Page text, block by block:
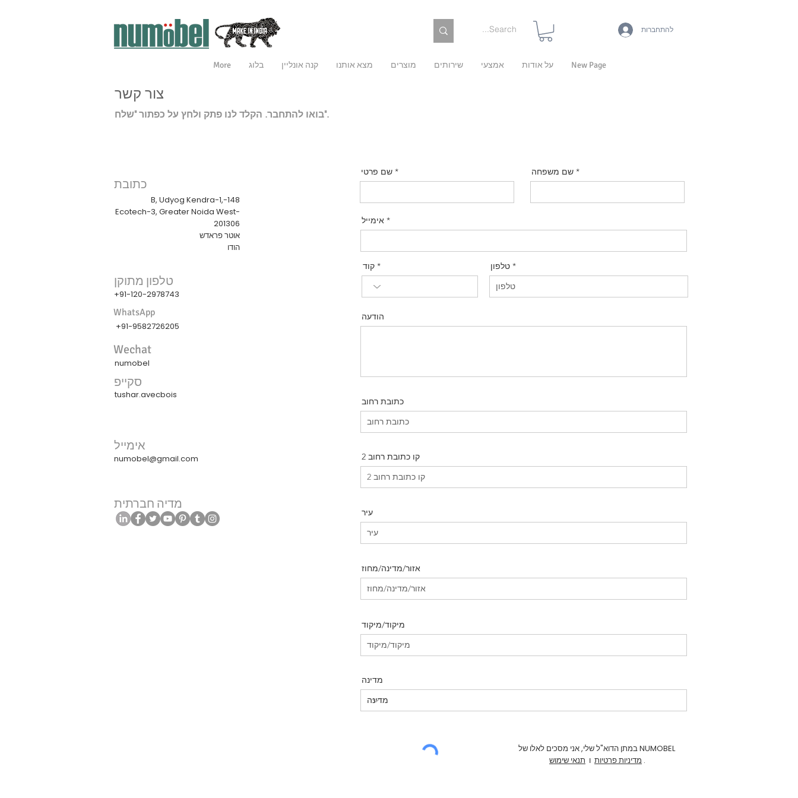
להתחברות
New Page על אודות אמצעי שירותים מוצרים מצא אותנו קנה אונליין בלוג More
צור קשר
בואו להתחבר. הקלד לנו פתק ולחץ על כפתור "שלח".
כתובת
148-B, Udyog Kendra-1,
Ecotech-3, Greater Noida West-
201306
אוטר פראדש
הודו
טלפון מתוקן
+91-120-2978743
WhatsApp
+91-9582726205
Wechat
numobel
סקייפ
tushar.avecbois
אימייל
numobel@gmail.com
מדיה חברתית
שם פרטי שם משפחה
אימייל
קוד טלפון
הודעה
כתובת רחוב
קו כתובת רחוב 2
עיר
אזור/מדינה/מחוז
מיקוד/מיקוד
מדינה
במתן הדוא"ל שלי, אני מסכים לאלו של NUMOBEL
מדיניות פרטיות ו תנאי שימוש .